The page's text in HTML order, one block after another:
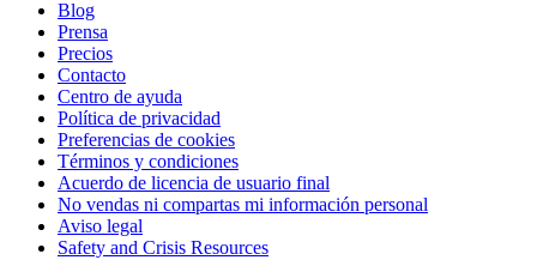
Blog
Prensa
Precios
Contacto
Centro de ayuda
Política de privacidad
Preferencias de cookies
Términos y condiciones
Acuerdo de licencia de usuario final
No vendas ni compartas mi información personal
Aviso legal
Safety and Crisis Resources